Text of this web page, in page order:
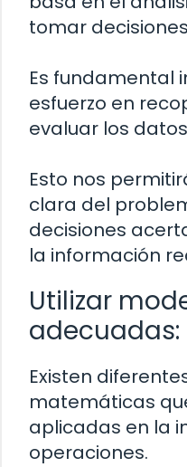
tomar
Es fundamental
esfuerzo en
evaluar los
Esto nos
clara del
decisiones
la información
Utilizar
adecuadas:
Existen
matemáticas
aplicadas en la
operaciones.